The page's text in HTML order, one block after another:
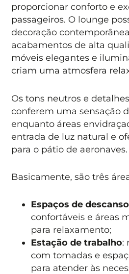
proporcionar conforto e
passageiros. O lounge
decoração
acabamentos de alta
móveis elegantes e
criam uma atmosfera
Os tons neutros e
conferem uma sensação
enquanto áreas
entrada de luz natural e
para o pátio de aeronaves.
Basicamente, são três
Espaços de descanso
confortáveis e áreas
para relaxamento;
Estação de trabalho:
com tomadas e
para atender às